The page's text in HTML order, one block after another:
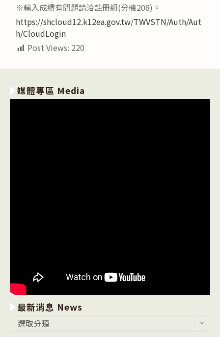
※輸入成績有問題請洽註冊組(分機208)。
https://shcloud12.k12ea.gov.tw/TWVSTN/Auth/Aut
h/CloudLogin
Post Views: 220
媒體專區 Media
最新消息 News
選取分類